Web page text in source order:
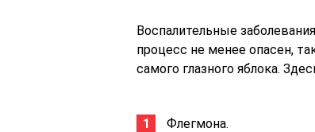
Воспалительные
процесс не менее опасен,
самого глазного яблока.
Флегмона.